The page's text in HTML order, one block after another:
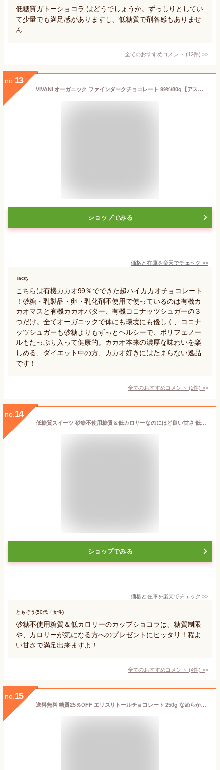
低糖質ガトーショコラ はどうでしょうか。ずっしりとしてい
て少量でも満足感がありますし、低糖質で剤各感もありませ
ん
全てのおすすめコメント (12件) >
no. 13
VIVANI オーガニック ファインダークチョコレート 99%/80g【アスプルンド】 Feine Bitter 99% Cacao Panama
ショップでみる
価格と在庫を楽天でチェック >>
Tacky
こちらは有機カカオ99％でできた超ハイカカオチョコレート
！砂糖・乳製品・卵・乳化剤不使用で使っているのは有機カ
カオマスと有機カカオバター、有機ココナッツシュガーの３
つだけ。全てオーガニックで体にも環境にも優しく、ココナ
ッツシュガーも砂糖よりもずっとヘルシーで、ポリフェノー
ルもたっぷり入って健康的。カカオ本来の濃厚な味わいを楽
しめる、ダイエット中の方、カカオ好きにはたまらない逸品
です！
全てのおすすめコメント (2件) >
no. 14
低糖質スイーツ 砂糖不使用糖質＆低カロリーなのにほど良い甘さ 低糖質カップショコラ 3個セット
ショップでみる
価格と在庫を楽天でチェック >>
ともぞう(50代・女性)
砂糖不使用糖質＆低カロリーのカップショコラは、糖質制限
や、カロリーが気になる方へのプレゼントにピッタリ！程よ
い甘さで満足出来ますよ！
全てのおすすめコメント (4件) >
no. 15
送料無料 糖質25％OFF エリスリトールチョコレート 250g なめらかなくちどけ 砂糖の代わりにエリスリトール使用 チョコレート好き必見 とろーり 濃厚 なめらか くちどけ お菓子 スイーツ 人気 クーベルチュール